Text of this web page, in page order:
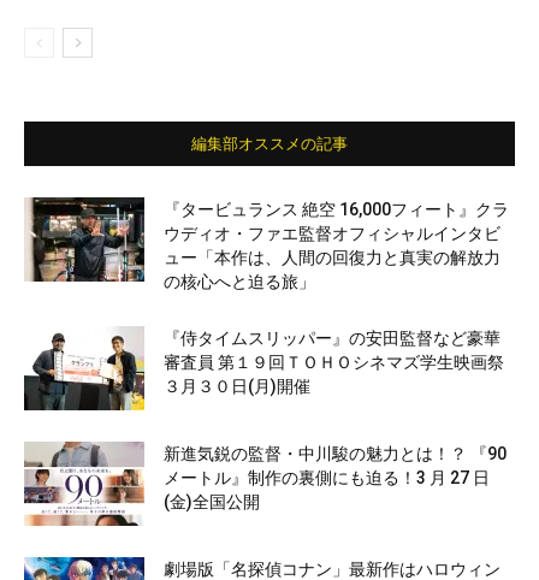
編集部オススメの記事
『タービュランス 絶空 16,000フィート』クラ
ウディオ・ファエ監督オフィシャルインタビ
ュー「本作は、人間の回復力と真実の解放力
の核心へと迫る旅」
『侍タイムスリッパー』の安田監督など豪華
審査員 第１９回ＴＯＨＯシネマズ学生映画祭
３月３０日(月)開催
新進気鋭の監督・中川駿の魅力とは！？ 『90
メートル』制作の裏側にも迫る！3 月 27 日
(金)全国公開
劇場版「名探偵コナン」最新作はハロウィン